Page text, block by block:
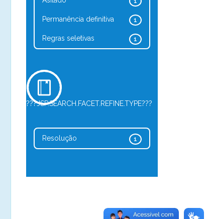
1
Permanência definitiva
1
Regras seletivas
???JSP.SEARCH.FACET.REFINE.TYPE???
1
Resolução